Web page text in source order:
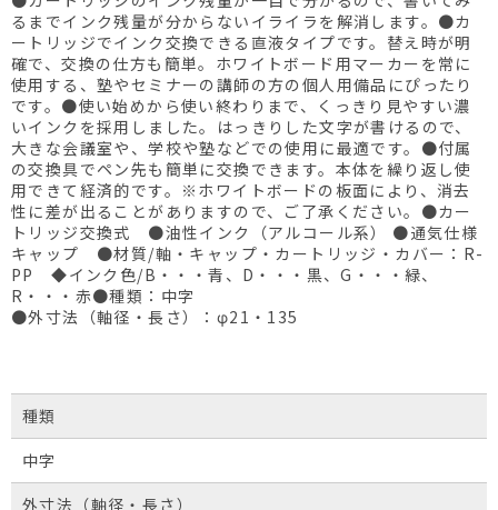
るまでインク残量が分からないイライラを解消します。●カ
ートリッジでインク交換できる直液タイプです。替え時が明
確で、交換の仕方も簡単。ホワイトボード用マーカーを常に
使用する、塾やセミナーの講師の方の個人用備品にぴったり
です。●使い始めから使い終わりまで、くっきり見やすい濃
いインクを採用しました。はっきりした文字が書けるので、
大きな会議室や、学校や塾などでの使用に最適です。●付属
の交換具でペン先も簡単に交換できます。本体を繰り返し使
用できて経済的です。※ホワイトボードの板面により、消去
性に差が出ることがありますので、ご了承ください。●カー
トリッジ交換式 ●油性インク（アルコール系） ●通気仕様
キャップ ●材質/軸・キャップ・カートリッジ・カバー：R-
PP ◆インク色/B・・・青、D・・・黒、G・・・緑、
R・・・赤●種類：中字
●外寸法（軸径・長さ）：φ21・135
種類
中字
外寸法（軸径・長さ）